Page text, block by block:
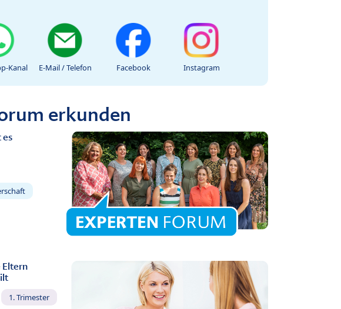
Kanal E-Mail / Telefon Facebook Instagram
erkunden
es
Eltern
1. Trimester